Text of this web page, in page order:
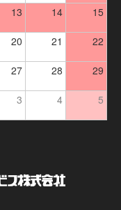
13 14 15
20 21 22
27 28 29
3 4 5